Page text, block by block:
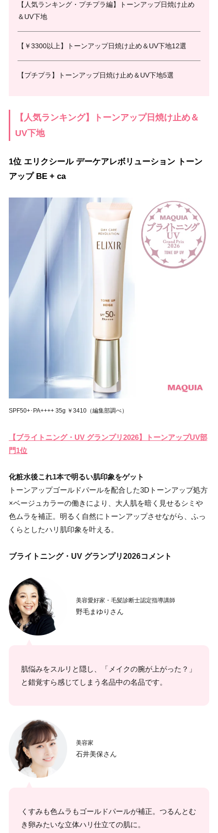
【人気ランキング・プチプラ編】トーンアップ日焼け止め
＆UV下地
【￥3300以上】トーンアップ日焼け止め＆UV下地12選
【プチプラ】トーンアップ日焼け止め＆UV下地5選
【人気ランキング】トーンアップ日焼け止め＆
UV下地
1位 エリクシール デーケアレボリューション トーン
アップ BE + ca
SPF50+･PA++++ 35g ￥3410（編集部調べ）
【ブライトニング・UV グランプリ2026】トーンアップUV部
門1位
化粧水後これ1本で明るい肌印象をゲット
トーンアップゴールドパールを配合した3Dトーンアップ処方
×ベージュカラーの働きにより、大人肌を暗く見せるシミや
色ムラを補正。明るく自然にトーンアップさせながら、ふっ
くらとしたハリ肌印象を叶える。
ブライトニング・UV グランプリ2026コメント
美容愛好家・毛髪診断士認定指導講師
野毛まゆりさん
肌悩みをスルリと隠し、「メイクの腕が上がった？」
と錯覚すら感じてしまう名品中の名品です。
美容家
石井美保さん
くすみも色ムラもゴールドパールが補正。つるんとむ
き卵みたいな立体ハリ仕立ての肌に。